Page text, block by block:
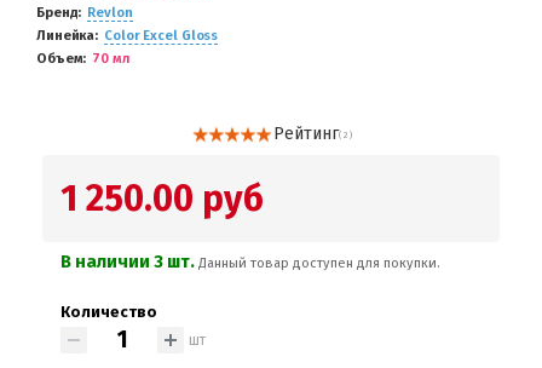
Бренд
Revlon
Линейка
Color Excel Gloss
Объем
70 мл
Рейтинг( 2 )
1 250.00 руб
В наличии 3 шт. Данный товар доступен для покупки.
Количество
шт